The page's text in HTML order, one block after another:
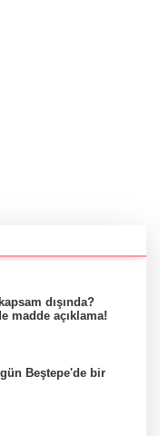
dışında?
madde açıklama!
Beştepe'de bir